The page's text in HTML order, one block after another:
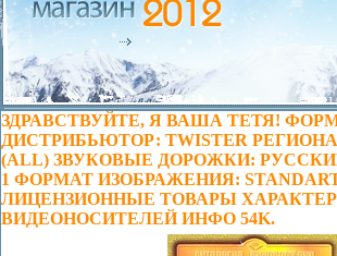
ЗДРАВСТВУЙТЕ, Я ВАША ТЕТЯ!
ДИСТРИБЬЮТОР: TWISTER
(ALL) ЗВУКОВЫЕ ДОРОЖКИ: РУССКИЙ
1 ФОРМАТ ИЗОБРАЖЕНИЯ: STANDART
ЛИЦЕНЗИОННЫЕ ТОВАРЫ
ВИДЕОНОСИТЕЛЕЙ ИНФО 54K.